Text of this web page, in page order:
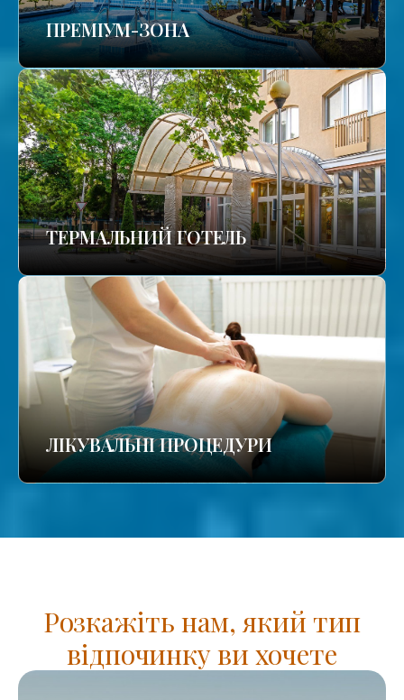
ПРЕМІУМ-ЗОНА
ТЕРМАЛЬНИЙ ГОТЕЛЬ
ЛІКУВАЛЬНІ ПРОЦЕДУРИ
Розкажіть нам, який тип
відпочинку ви хочете